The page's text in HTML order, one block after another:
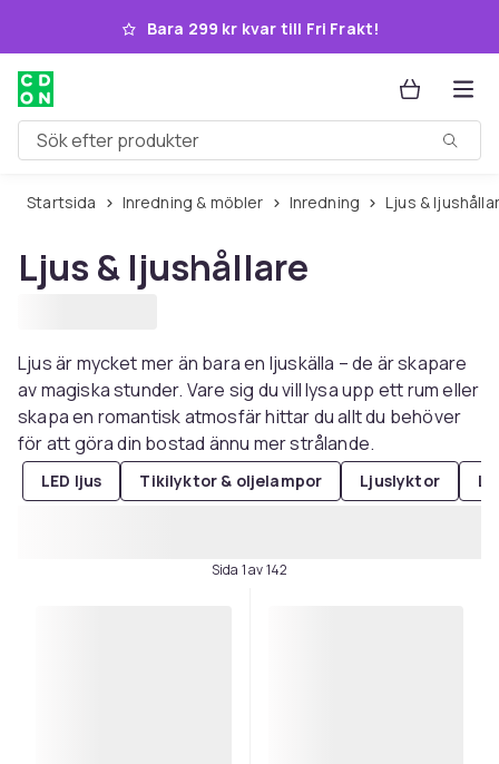
Hoppa till huvudinnehållet
Bara 299 kr kvar till Fri Frakt!
Sök efter produkter
Startsida Inredning & möbler Inredning Ljus &
Ljus & ljushållare
Ljus är mycket mer än bara en ljuskälla – de är skapare
av magiska stunder. Vare sig du vill lysa upp ett rum eller
skapa en romantisk atmosfär hittar du allt du behöver
för att göra din bostad ännu mer strålande.
LED ljus Tikilyktor & oljelampor Ljuslyktor
Sida 1 av 142